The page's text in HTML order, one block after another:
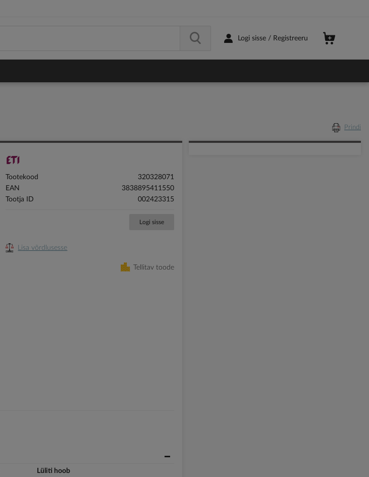
Logi sisse / Registreeru
Prindi
Tootekood
320328071
EAN
3838895411550
Tootja ID
002423315
Logi sisse
Lisa võrdlusesse
Tellitav toode
Lüliti hoob